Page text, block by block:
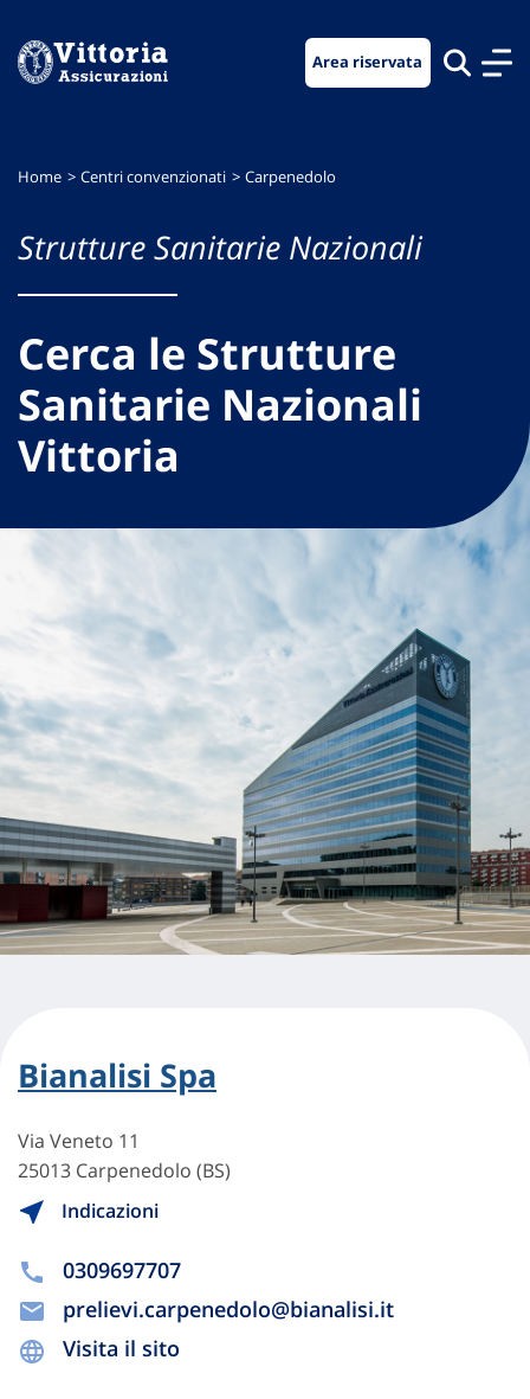
menu
contenuto
footer
Area riservata
Home Centri convenzionati Carpenedolo
Strutture Sanitarie Nazionali
Cerca le Strutture
Sanitarie Nazionali
Vittoria
Bianalisi Spa
Via Veneto 11
25013 Carpenedolo (BS)
Indicazioni
0309697707
prelievi.carpenedolo@bianalisi.it
Visita il sito